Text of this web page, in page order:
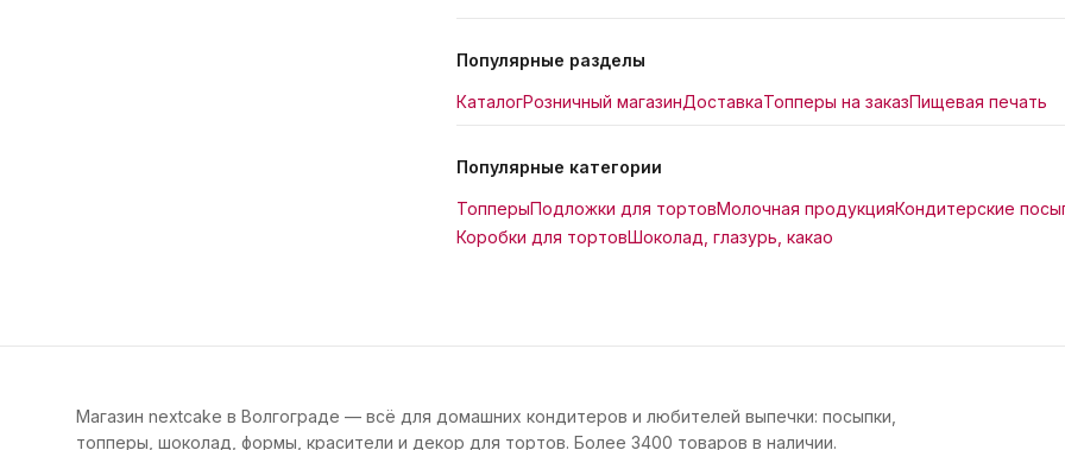
Популярные разделы
КаталогРозничный магазинДоставкаТопперы на заказПищевая печать
Популярные категории
ТопперыПодложки для тортовМолочная продукцияКондитерские
Коробки для тортовШоколад, глазурь, какао
Магазин nextcake в Волгограде — всё для домашних кондитеров и любителей выпечки: посыпки,
топперы, шоколад, формы, красители и декор для тортов. Более 3400 товаров в наличии.